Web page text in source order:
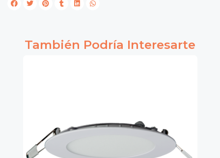
También Podría Interesarte